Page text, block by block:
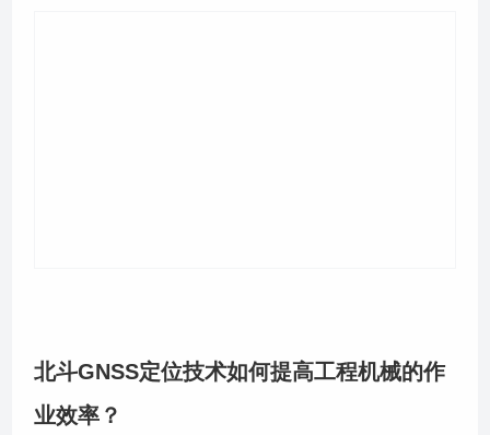
北斗GNSS定位技术如何提高工程机械的作
业效率？